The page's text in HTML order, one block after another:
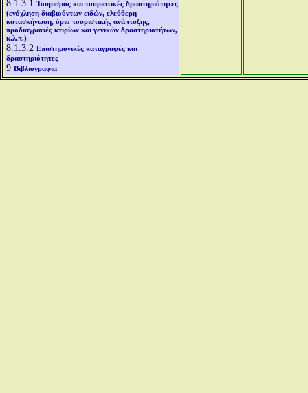
8.1.3.1
Τουρισμός και τουριστικές δραστηριότητες
(ενόχληση διαβιούντων ειδών, ελεύθερη
κατασκήνωση, όριο τουριστικής ανάπτυξης,
προδιαγραφές κτιρίων και γενικών δραστηριοτήτων,
κ.λ.π.)
8.1.3.2 Επιστημονικές καταγραφές και
δραστηριότητες
9 Βιβλιογραφία